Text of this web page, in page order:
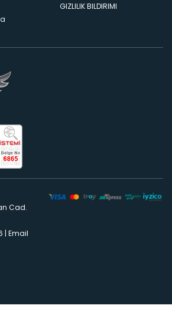
GIZLILIK BILDIRIMI
Cad.
| Email